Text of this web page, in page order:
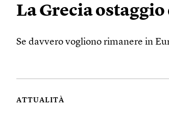
La Grecia
Se davvero vogliono rimanere in
ATTUALITÀ